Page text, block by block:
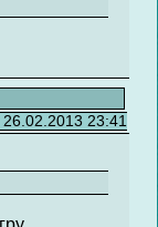
26.02.2013 23:41